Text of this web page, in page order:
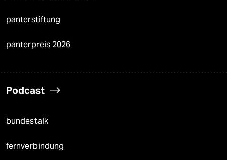
panterstiftung
panterpreis 2026
Podcast
bundestalk
fernverbindung